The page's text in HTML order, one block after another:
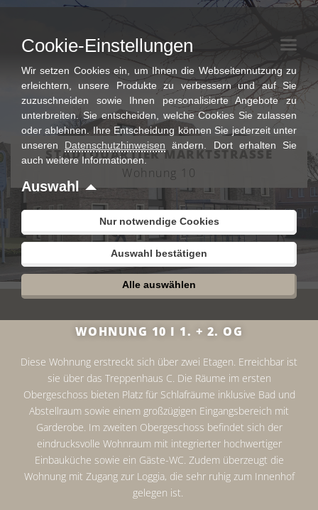
springen
STADTQUARTIER MARKTSTRASSE
Wohnung 10
WOHNUNG 10 I 1. + 2. OG
Diese Wohnung erstreckt sich über zwei Etagen. Erreichbar ist
sie über das Treppenhaus C. Die Räume im ersten
Obergeschoss bieten Platz für Schlafräume inklusive Bad und
Abstellraum sowie einem großzügigen Eingangsbereich mit
Garderobe. Im zweiten Obergeschoss befindet sich der
eindrucksvolle Wohnraum mit integrierter hochwertiger
Einbauküche sowie ein Gäste-WC. Zudem überzeugt die
Wohnung mit Zugang zur Loggia, die sehr ruhig zum Innenhof
gelegen ist.
Cookie-Einstellungen
Wir setzen Cookies ein, um Ihnen die Webseitennutzung zu
erleichtern, unsere Produkte zu verbessern und auf Sie
zuzuschneiden sowie Ihnen personalisierte Angebote zu
unterbreiten. Sie entscheiden, welche Cookies Sie zulassen
oder ablehnen. Ihre Entscheidung können Sie jederzeit unter
unseren Datenschutzhinweisen ändern. Dort erhalten Sie
auch weitere Informationen.
Auswahl
Nur notwendige Cookies
Auswahl bestätigen
Alle auswählen